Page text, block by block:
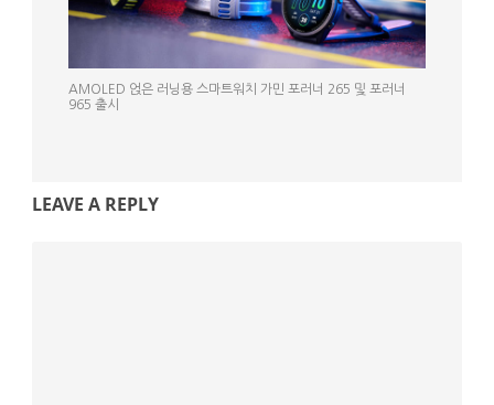
AMOLED 얹은 러닝용 스마트워치 가민 포러너 265 및 포러너
965 출시
LEAVE A REPLY